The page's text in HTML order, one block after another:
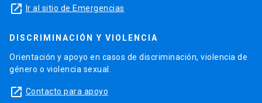
launch Ir al sitio de Emergencias
DISCRIMINACIÓN Y VIOLENCIA
Orientación y apoyo en casos de discriminación, violencia de
género o violencia sexual.
launch Contacto para apoyo